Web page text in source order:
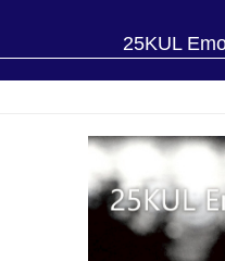
25KUL